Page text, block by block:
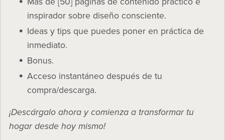
inspirador sobre diseño consciente.
Ideas y tips que puedes poner en práctica de
inmediato.
Bonus.
Acceso instantáneo después de tu
compra/descarga.
¡Descárgalo ahora y comienza a transformar tu
hogar desde hoy mismo!